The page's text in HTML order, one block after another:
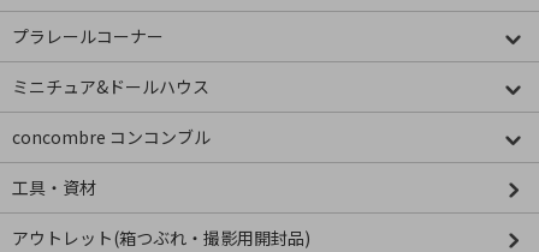
プラレールコーナー
ミニチュア&ドールハウス
concombre コンコンブル
工具・資材
アウトレット(箱つぶれ・撮影用開封品)